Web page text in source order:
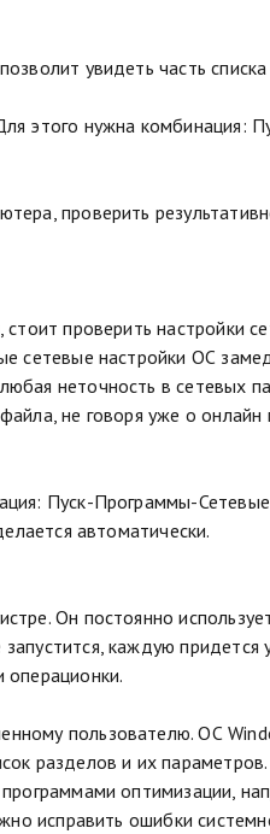
увидеть часть
этого нужна комбинация:
проверить
проверить настройки
сетевые настройки ОС
неточность в сетевых
не говоря уже о онлайн
Пуск-Программы-Сетевые
автоматически.
Он постоянно
каждую придется
операционки.
пользователю. ОС
разделов и их
оптимизации,
исправить ошибки